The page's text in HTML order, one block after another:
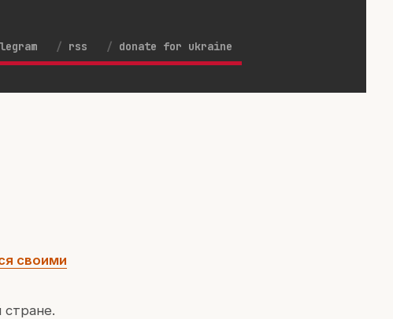
rss donate for ukraine
своими